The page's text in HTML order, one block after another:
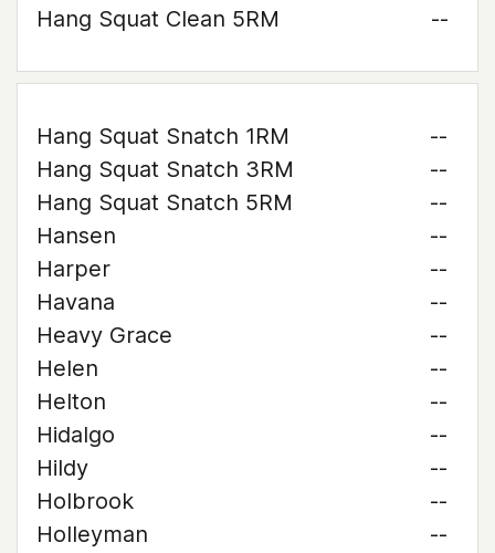
Hang Squat Clean 5RM
--
Hang Squat Snatch 1RM
--
Hang Squat Snatch 3RM
--
Hang Squat Snatch 5RM
--
Hansen
--
Harper
--
Havana
--
Heavy Grace
--
Helen
--
Helton
--
Hidalgo
--
Hildy
--
Holbrook
--
Holleyman
--